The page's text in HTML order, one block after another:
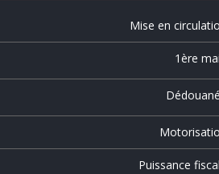
Mise en
1ère
Puissance